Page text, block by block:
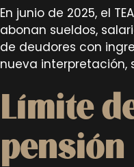
En junio de 2025, el
abonan sueldos,
de deudores con
nueva interpretación,
Límite
pensión